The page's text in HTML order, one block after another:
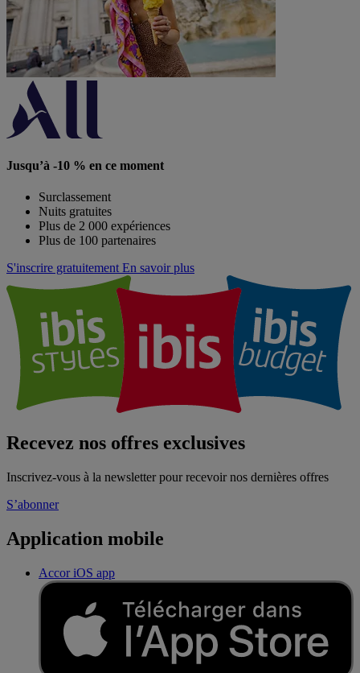
Jusqu’à -10 % en ce moment
Surclassement
Nuits gratuites
Plus de 2 000 expériences
Plus de 100 partenaires
S'inscrire gratuitement En savoir plus
Recevez nos offres exclusives
Inscrivez-vous à la newsletter pour recevoir nos dernières offres
S’abonner
Application mobile
Accor iOS app